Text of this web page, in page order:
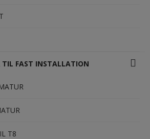
TIL FAST INSTALLATION
T8